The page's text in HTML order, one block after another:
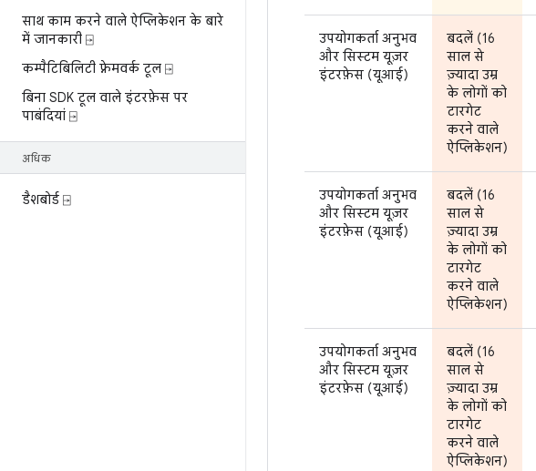
साथ काम करने वाले ऐप्लिकेशन के बारे
में जानकारी ⍈
कम्पैटिबिलिटी फ़्रेमवर्क टूल ⍈
बिना SDK टूल वाले इंटरफ़ेस पर
पाबंदियां ⍈
अधिक
डैशबोर्ड ⍈
उपयोगकर्ता अनुभव
और सिस्टम यूज़र
इंटरफ़ेस (यूआई)
बदलें (16
साल से
ज़्यादा उम्र
के लोगों को
टारगेट
करने वाले
ऐप्लिकेशन)
उपयोगकर्ता अनुभव
और सिस्टम यूज़र
इंटरफ़ेस (यूआई)
बदलें (16
साल से
ज़्यादा उम्र
के लोगों को
टारगेट
करने वाले
ऐप्लिकेशन)
उपयोगकर्ता अनुभव
और सिस्टम यूज़र
इंटरफ़ेस (यूआई)
बदलें (16
साल से
ज़्यादा उम्र
के लोगों को
टारगेट
करने वाले
ऐप्लिकेशन)